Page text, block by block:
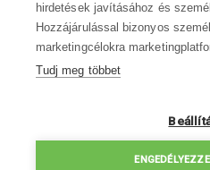
Lépjen kapcsolatba
Hé-Pé
hirdetések javításához és
Hozzájárulással bizonyos
marketingcélokra
Tudj meg többet